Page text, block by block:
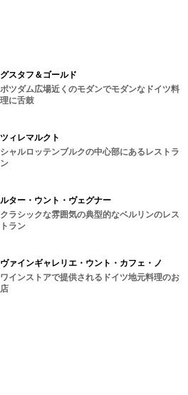
グスタフ＆ゴールド
ポツダム広場近くのモダンでモダンなドイツ料
理に舌鼓
ツィレマルクト
シャルロッテンブルクの中心部にあるレストラ
ン
ルター・ウント・ヴェグナー
クラシックな雰囲気の典型的なベルリンのレス
トラン
ヴァインギャレリエ・ウント・カフェ・ノ
ワインストアで提供されるドイツ地元料理のお
店